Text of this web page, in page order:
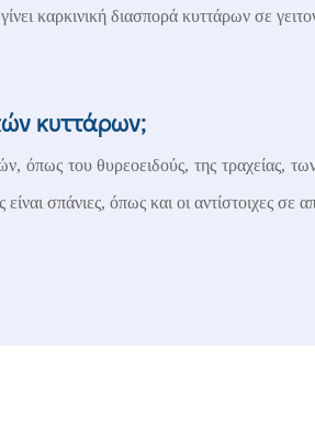
καρκινική διασπορά κυττάρων σε
κυττάρων;
όπως του θυρεοειδούς, της τραχείας,
σπάνιες, όπως και οι αντίστοιχες